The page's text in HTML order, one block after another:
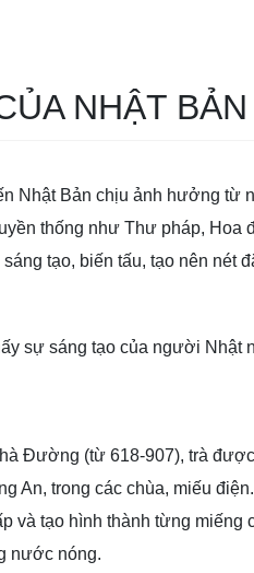
NHẬT BẢN
Nhật Bản chịu ảnh hưởng từ
thống như Thư pháp, Hoa
tạo, biến tấu, tạo nên nét
sự sáng tạo của người Nhật
Đường (từ 618-907), trà
An, trong các chùa, miếu
và tạo hình thành từng miếng
nước nóng.